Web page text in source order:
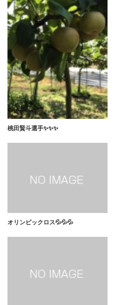
桃田賢斗選手✨✨✨
オリンピックロス💦💦💦